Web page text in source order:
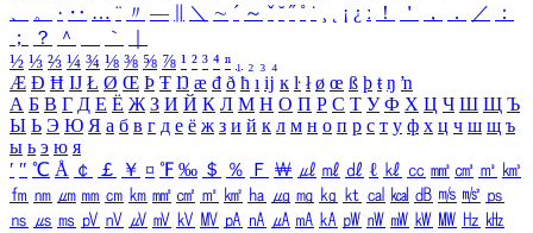
、
。 · ‥ … ¨ 〃 ― ＼ ∼ ´ ～ ˇ ˘ ˝ ˚ ˙ ¸ ¡ ¿ ː ！ ＇ ， ． ／
：
；
？ ＾ ｀
½ ⅓ ⅔ ¼ ¾ ⅛ ⅜ ⅝ ⅞ ¹ ² ³ ⁴ ⁿ ₁ ₂ ₃ ₄
Æ Ð Ħ Ĳ Ł Ø Œ Þ Ŧ Ŋ æ đ ð ħ ı ĳ ĸ ŀ ł ø œ ß þ ŧ ŋ ŉ
А Б В Г Д Е Ё Ж З И Й К Л М Н О П Р С Т У Ф Х Ц Ч Ш Щ Ъ
Ы Ь Э Ю Я а б в г д е ё ж з и й к л м н о п р с т у ф х ц ч ш щ ъ
ы ь э ю я
′ ″ ℃ Å ￠ ￡ ￥ ¤ ℉ ‰ ＄ ％ Ｆ ￦ ㎕ ㎖ ㎗ ℓ ㎘ ㏄ ㎣ ㎤ ㎥ ㎦
㎙ ㎚ ㎛ ㎜ ㎝ ㎞ ㎟ ㎠ ㎡ ㎢ ㏊ ㎍ ㎎ ㎏ ㏏ ㎈ ㎉ ㏈ ㎧ ㎨ ㎰
㎱ ㎲ ㎳ ㎴ ㎵ ㎶ ㎷ ㎸ ㎹ ㎀ ㎁ ㎂ ㎃ ㎄ ㎺ ㎻ ㎽ ㎾ ㎿ ㎐ ㎑